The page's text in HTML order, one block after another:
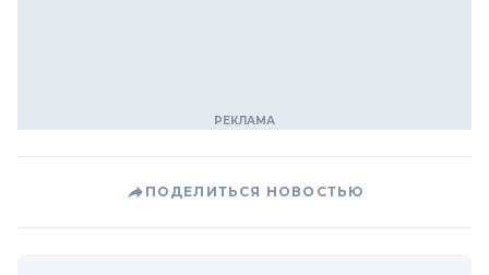
ПОДЕЛИТЬСЯ НОВОСТЬЮ